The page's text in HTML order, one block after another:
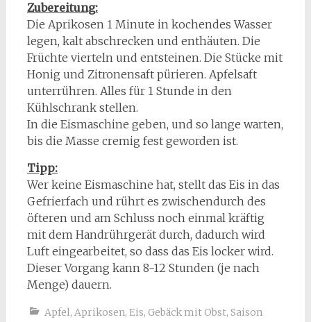
Zubereitung:
Die Aprikosen 1 Minute in kochendes Wasser
legen, kalt abschrecken und enthäuten. Die
Früchte vierteln und entsteinen. Die Stücke mit
Honig und Zitronensaft pürieren. Apfelsaft
unterrühren. Alles für 1 Stunde in den
Kühlschrank stellen.
In die Eismaschine geben, und so lange warten,
bis die Masse cremig fest geworden ist.
Tipp:
Wer keine Eismaschine hat, stellt das Eis in das
Gefrierfach und rührt es zwischendurch des
öfteren und am Schluss noch einmal kräftig
mit dem Handrührgerät durch, dadurch wird
Luft eingearbeitet, so dass das Eis locker wird.
Dieser Vorgang kann 8-12 Stunden (je nach
Menge) dauern.
Apfel, Aprikosen, Eis, Gebäck mit Obst, Saison